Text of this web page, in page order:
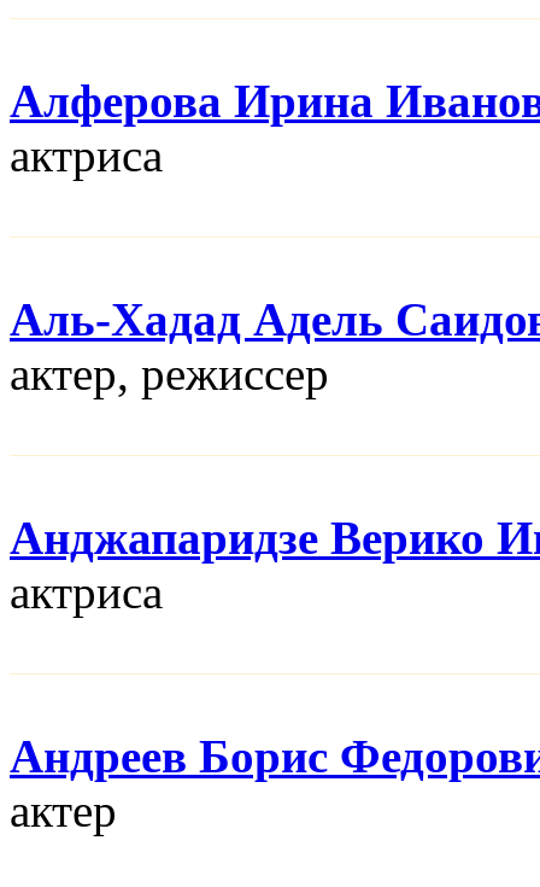
Алферова Ирина
актриса
Аль-Хадад Адель
актер, режисcер
Анджапаридзе Верико
актриса
Андреев Борис
актер